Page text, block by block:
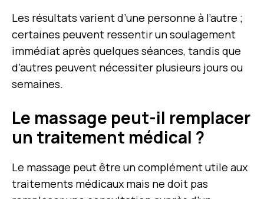
Les résultats varient d’une personne à l’autre ;
certaines peuvent ressentir un soulagement
immédiat après quelques séances, tandis que
d’autres peuvent nécessiter plusieurs jours ou
semaines.
Le massage peut-il remplacer
un traitement médical ?
Le massage peut être un complément utile aux
traitements médicaux mais ne doit pas